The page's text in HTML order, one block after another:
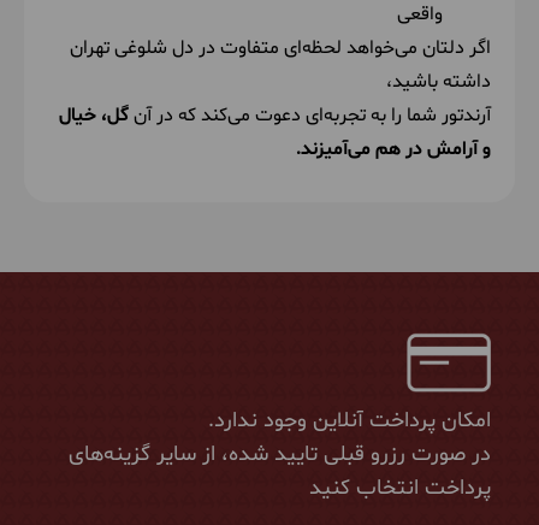
واقعی
اگر دلتان می‌خواهد لحظه‌ای متفاوت در دل شلوغی تهران
داشته باشید،
آرندتور شما را به تجربه‌ای دعوت می‌کند که در آنگل، خیال
و آرامش در هم می‌آمیزند.
امکان پرداخت آنلاین وجود ندارد.
در صورت رزرو قبلی تایید شده، از سایر گزینه‌های
پرداخت انتخاب کنید